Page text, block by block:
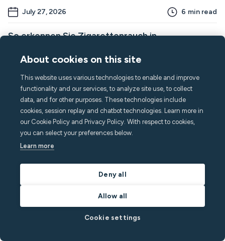
July 27, 2026 6 min read
So erkennen Sie Zigarettenrauch in
Immobilienverwalter
Want to protect the value of your vacation rental? Read our
guide on how to detect cigarette smoke and prevent guests
from causing property damage.
Minut in Minut-Neuigkeiten
Read post
Produkte
About cookies on this site
This website uses various technologies to enable and improve
functionality and our services, to analyze site use, to collect
data, and for other purposes. These technologies include
cookies, session replay and chatbot technologies. Learn more in
our Cookie Policy and Privacy Policy. With respect to cookies,
you can select your preferences below.
Learn more
Deny all
Allow all
Cookie settings